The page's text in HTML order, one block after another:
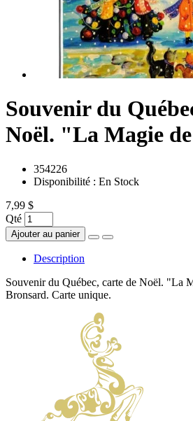
Souvenir du
Noël. "La Magie
354226
Disponibilité : En Stock
7,99 $
Qté
Ajouter au panier
Description
Souvenir du Québec, carte de Noël. "La
Bronsard. Carte unique.